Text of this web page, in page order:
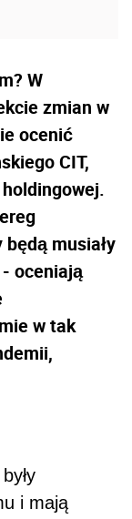
W
zmian w
ocenić
CIT,
musiały
oceniają
w tak
i mają